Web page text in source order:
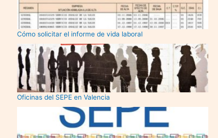
Cómo solicitar el informe de vida laboral
Oficinas del SEPE en Valencia